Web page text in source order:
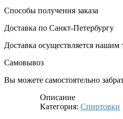
Способы получения заказа
Доставка по Санкт-Петербургу
Доставка осуществляется нашим
Самовывоз
Вы можете самостоятельно
Описание
Категория: Спиртовки